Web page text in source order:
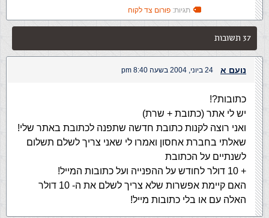
תגיות: פורום צד לקוח
37 תשובות
נועם א 24 ביוני, 2004 בשעה 8:40 pm
כתובות?!
יש לי אתר (כתובת + שרת)
ואני רוצה לקנות כתובת חדשה שתפנה לכתובת באתר שלי!
שאלתי בחברת אחסון ואמרו לי שאני צריך לשלם תשלום
לשנתיים על הכתובת
+ 10 דולר לחודש על ההפנייה ועל כתובות המייל!
האם קיימת אפשרות שלא צריך לשלם את ה- 10 דולר
האלה עם או בלי כתובות מייל!